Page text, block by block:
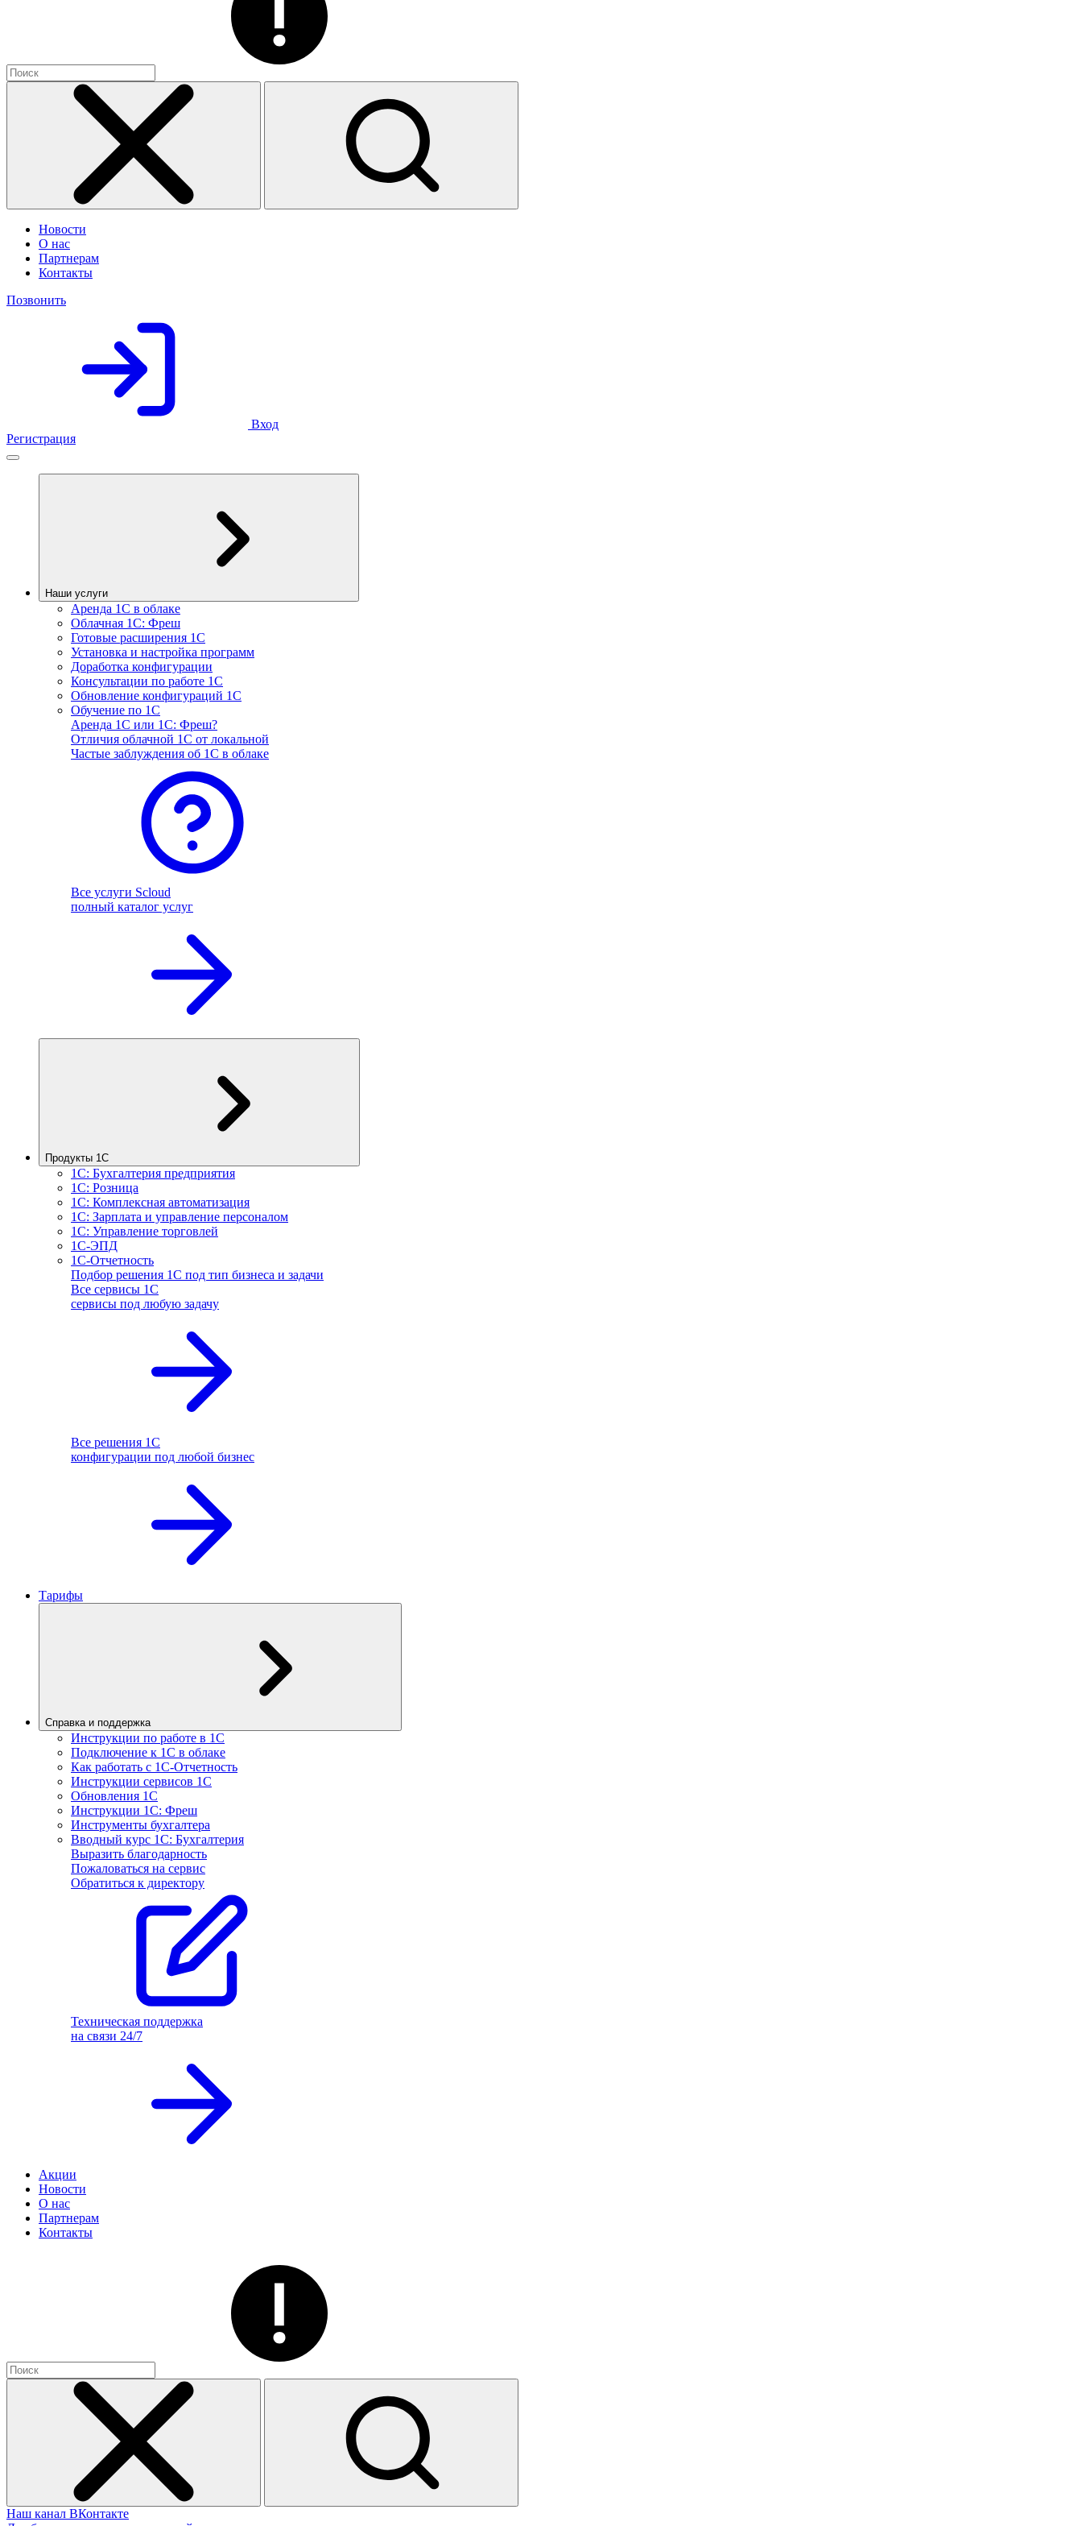
Новости
О нас
Партнерам
Контакты
Позвонить
Вход
Регистрация
Наши услуги
Аренда 1С в облаке
Облачная 1С: Фреш
Готовые расширения 1С
Установка и настройка программ
Доработка конфигурации
Консультации по работе 1С
Обновление конфигураций 1С
Обучение по 1С
Аренда 1С или 1С: Фреш?
Отличия облачной 1С от локальной
Частые заблуждения об 1С в облаке
Все услуги Scloud
полный каталог услуг
Продукты 1С
1С: Бухгалтерия предприятия
1С: Розница
1С: Комплексная автоматизация
1С: Зарплата и управление персоналом
1С: Управление торговлей
1С-ЭПД
1С-Отчетность
Подбор решения 1С под тип бизнеса и задачи
Все сервисы 1С
сервисы под любую задачу
Все решения 1С
конфигурации под любой бизнес
Тарифы
Справка и поддержка
Инструкции по работе в 1С
Подключение к 1С в облаке
Как работать с 1С‑Отчетность
Инструкции сервисов 1С
Обновления 1С
Инструкции 1С: Фреш
Инструменты бухгалтера
Вводный курс 1С: Бухгалтерия
Выразить благодарность
Пожаловаться на сервис
Обратиться к директору
Техническая поддержка
на связи 24/7
Акции
Новости
О нас
Партнерам
Контакты
Наш канал ВКонтакте